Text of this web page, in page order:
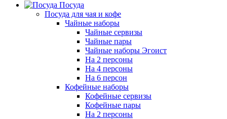
Посуда
Посуда для чая и кофе
Чайные наборы
Чайные сервизы
Чайные пары
Чайные наборы Эгоист
На 2 персоны
На 4 персоны
На 6 персон
Кофейные наборы
Кофейные сервизы
Кофейные пары
На 2 персоны